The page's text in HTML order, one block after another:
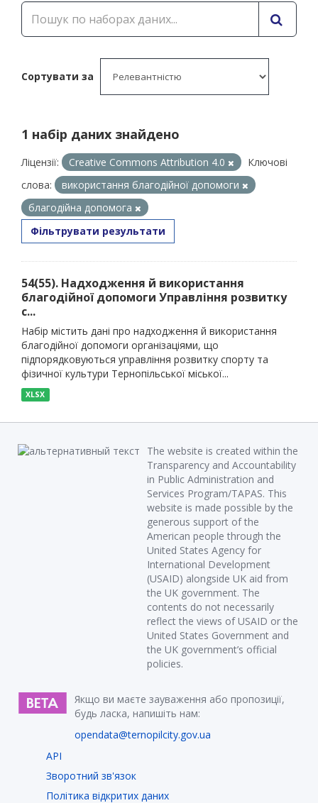
Сортувати за
1 набір даних знайдено
Ліцензії: Creative Commons Attribution 4.0
Ключові
слова:
використання благодійної допомоги
благодійна допомога
Фільтрувати результати
54(55). Надходження й використання
благодійної допомоги Управління розвитку
с...
Набір містить дані про надходження й використання
благодійної допомоги організаціями, що
підпорядковуються управління розвитку спорту та
фізичної культури Тернопільської міської...
XLSX
The website is created within the
Transparency and Accountability
in Public Administration and
Services Program/TAPAS. This
website is made possible by the
generous support of the
American people through the
United States Agency for
International Development
(USAID) alongside UK aid from
the UK government. The
contents do not necessarily
reflect the views of USAID or the
United States Government and
the UK government’s official
policies.
Якщо ви маєте зауваження або пропозиції,
будь ласка, напишіть нам:
opendata@ternopilcity.gov.ua
API
Зворотний зв'язок
Політика відкритих даних